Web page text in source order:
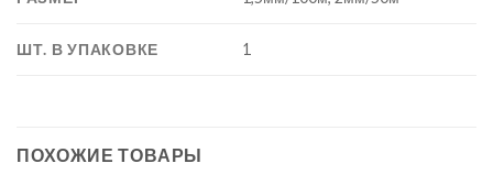
ШТ. В УПАКОВКЕ 1
ПОХОЖИЕ ТОВАРЫ